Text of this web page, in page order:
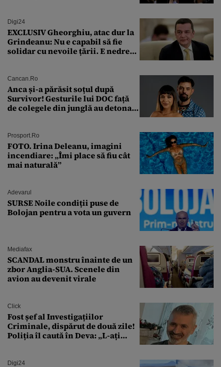
Digi24
EXCLUSIV Gheorghiu, atac dur la
Grindeanu: Nu e capabil să fie
solidar cu nevoile țării. E nedrept
Cancan.ro
Anca și-a părăsit soțul după
Survivor! Gesturile lui DOC față
de colegele din junglă au detonat
Prosport.ro
FOTO. Irina Deleanu, imagini
incendiare: „Îmi place să fiu cât
mai naturală”
Adevarul
SURSE Noile condiții puse de
Bolojan pentru a vota un guvern
Mediafax
SCANDAL monstru înainte de un
zbor Anglia-SUA. Scenele din
avion au devenit virale
Click
Fost șef al Investigațiilor
Criminale, dispărut de două zile!
Poliția îl caută în Deva: „L-ați
Digi24